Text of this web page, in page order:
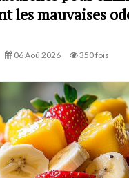
les mauvaises
06 Aoû 2026 350 fois